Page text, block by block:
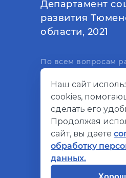
Департамент
развития
области, 2021
По всем вопросам
электронный адрес
© Социальный компас,
Политика
Наш сайт
cookies,
сделать его
Продолжая
сайт, вы даете
обработку
данных.